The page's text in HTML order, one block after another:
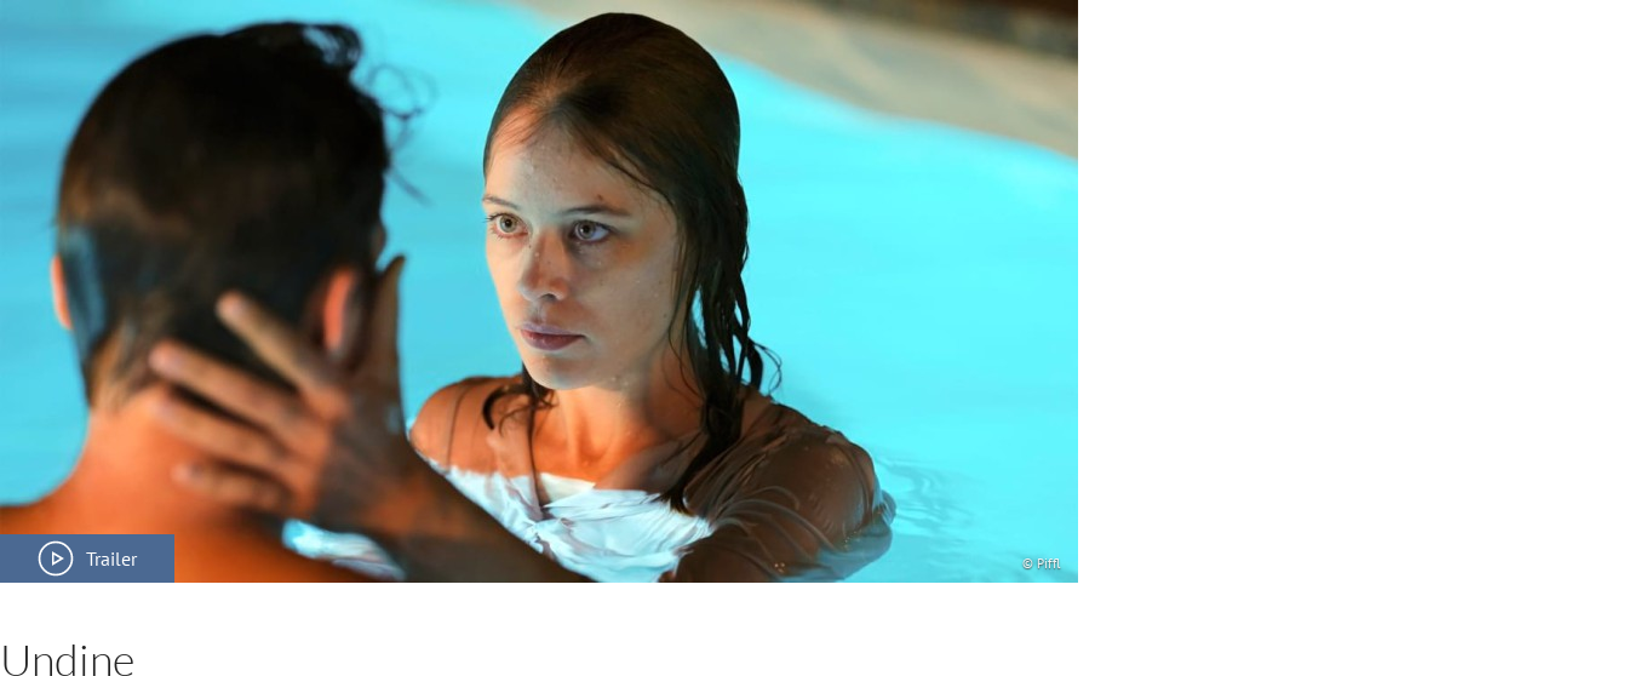
Trailer © Piffl
Undine